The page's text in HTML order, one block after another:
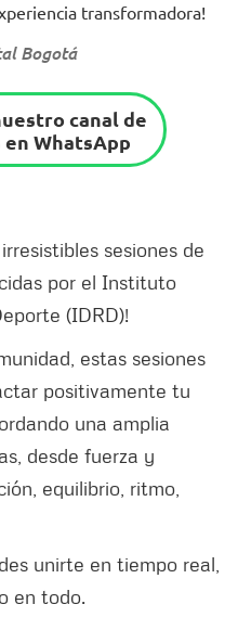
transformadora!
Bogotá
canal de
WhatsApp
sesiones de
por el Instituto
(IDRD)!
estas sesiones
positivamente tu
una amplia
desde fuerza y
equilibrio, ritmo,
unirte en tiempo real,
en todo.